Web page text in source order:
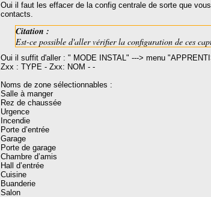
Oui il faut les effacer de la config centrale de sorte que
contacts.
Citation :
Est-ce possible d'aller vérifier la configuration de ces
Oui il suffit d'aller : " MODE INSTAL" ---> menu
Zxx : TYPE - Zxx: NOM - -
Noms de zone sélectionnables :
Salle à manger
Rez de chaussée
Urgence
Incendie
Porte d’entrée
Garage
Porte de garage
Chambre d’amis
Hall d’entrée
Cuisine
Buanderie
Salon